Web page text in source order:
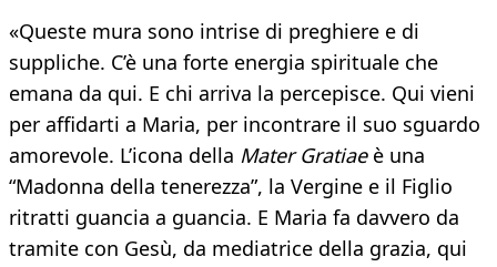
«Queste mura sono intrise di preghiere e di
suppliche. C’è una forte energia spirituale che
emana da qui. E chi arriva la percepisce. Qui vieni
per affidarti a Maria, per incontrare il suo sguardo
amorevole. L’icona della Mater Gratiaeè una
“Madonna della tenerezza”, la Vergine e il Figlio
ritratti guancia a guancia. E Maria fa davvero da
tramite con Gesù, da mediatrice della grazia, qui